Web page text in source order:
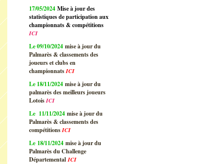
17/05/2024 Mise à jour des
statistiques de participation aux
championnats & compétitions
ICI
Le 09/10/2024 mise à jour du
Palmarès & classements des
joueurs et clubs en
championnatsICI
Le 18/11/2024 mise à jour du
palmarès des meilleurs joueurs
LotoisICI
Le 11/11/2024 mise à jour du
Palmarès & classements des
compétitionsICI
Le 18/11/2024 mise à jour du
Palmarès du Challenge
DépartementalICI